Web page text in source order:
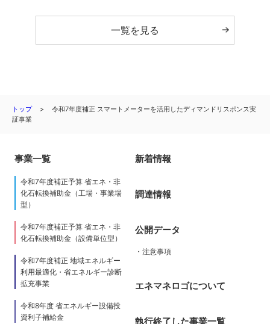
一覧を見る
トップ
令和7年度補正 スマートメーターを活用したディマンドリスポンス実
証事業
事業一覧
令和7年度補正予算 省エネ・非
化石転換補助金（工場・事業場
型）
令和7年度補正予算 省エネ・非
化石転換補助金（設備単位型）
令和7年度補正 地域エネルギー
利用最適化・省エネルギー診断
拡充事業
令和8年度 省エネルギー設備投
資利子補給金
新着情報
調達情報
公開データ
・注意事項
エネマネロゴについて
執行終了した事業一覧